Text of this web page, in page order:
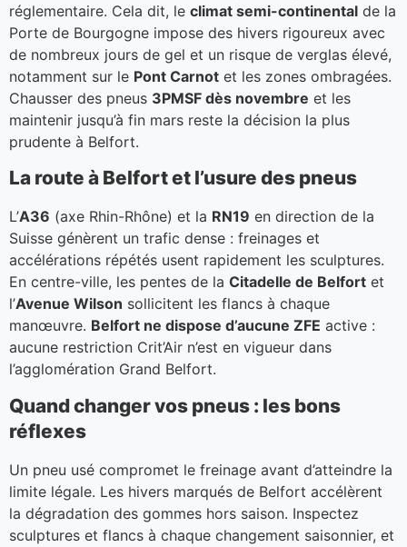
réglementaire. Cela dit, le climat semi-continental de la
Porte de Bourgogne impose des hivers rigoureux avec
de nombreux jours de gel et un risque de verglas élevé,
notamment sur le Pont Carnot et les zones ombragées.
Chausser des pneus 3PMSF dès novembre et les
maintenir jusqu’à fin mars reste la décision la plus
prudente à Belfort.
La route à Belfort et l’usure des pneus
L’A36 (axe Rhin-Rhône) et la RN19 en direction de la
Suisse génèrent un trafic dense : freinages et
accélérations répétés usent rapidement les sculptures.
En centre-ville, les pentes de la Citadelle de Belfort et
l’Avenue Wilson sollicitent les flancs à chaque
manœuvre. Belfort ne dispose d’aucune ZFE active :
aucune restriction Crit’Air n’est en vigueur dans
l’agglomération Grand Belfort.
Quand changer vos pneus : les bons
réflexes
Un pneu usé compromet le freinage avant d’atteindre la
limite légale. Les hivers marqués de Belfort accélèrent
la dégradation des gommes hors saison. Inspectez
sculptures et flancs à chaque changement saisonnier, et